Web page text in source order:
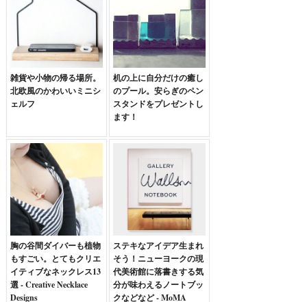
雑貨や小物の帰る場所。
北欧風のかわいいミニシ
ェルフ
机の上に自分だけの癒し
のプール。安らぎのペン
スタンドをプレゼントし
ます！
胸の谷間ダイバーも植物
もすごい。とてもクリエ
イティブなネックレス13
選 - Creative Necklace
Designs
ステキなアイデア生まれ
そう！ニューヨークの現
代美術館に落書きする気
分が味わえるノートブッ
クなどなど - MoMA